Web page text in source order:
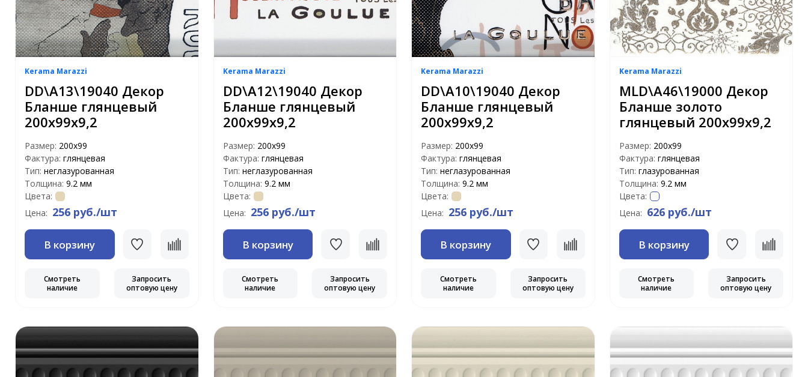
Kerama Marazzi
DD\A13\19040 Декор
Бланше глянцевый
200х99х9,2
Размер: 200х99
Фактура: глянцевая
Тип: неглазурованная
Толщина: 9.2 мм
Цвета:
Цена: 256 руб./шт
В корзину
Смотреть
наличие
Запросить
оптовую цену
Kerama Marazzi
DD\A12\19040 Декор
Бланше глянцевый
200х99х9,2
Размер: 200х99
Фактура: глянцевая
Тип: неглазурованная
Толщина: 9.2 мм
Цвета:
Цена: 256 руб./шт
В корзину
Смотреть
наличие
Запросить
оптовую цену
Kerama Marazzi
DD\A10\19040 Декор
Бланше глянцевый
200х99х9,2
Размер: 200х99
Фактура: глянцевая
Тип: неглазурованная
Толщина: 9.2 мм
Цвета:
Цена: 256 руб./шт
В корзину
Смотреть
наличие
Запросить
оптовую цену
Kerama Marazzi
MLD\A46\19000 Декор
Бланше золото
глянцевый 200х99х9,2
Размер: 200х99
Фактура: глянцевая
Тип: глазурованная
Толщина: 9.2 мм
Цвета:
Цена: 626 руб./шт
В корзину
Смотреть
наличие
Запросить
оптовую цену